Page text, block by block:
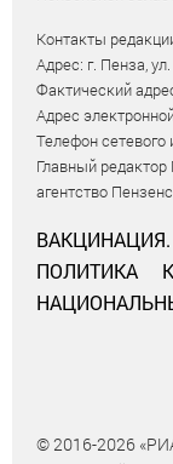
Контакты
Адрес: г. Пенза,
Фактический
Адрес
Телефон сетевого
Главный
агентство
ВАКЦИНАЦИЯ.
ПОЛИТИКА
© 2016-2026